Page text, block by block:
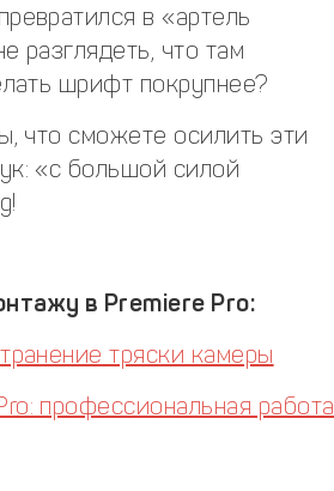
в «артель
разглядеть, что там
шрифт покрупнее?
что сможете осилить эти
«с большой силой
в Premiere Pro:
тряски камеры
профессиональная работа